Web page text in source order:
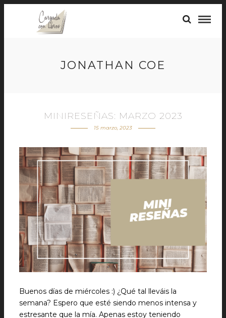
JONATHAN COE
MINIRESEÑAS: MARZO 2023
15 marzo, 2023
Buenos días de miércoles :) ¿Qué tal lleváis la
semana? Espero que esté siendo menos intensa y
estresante que la mía. Apenas estoy teniendo